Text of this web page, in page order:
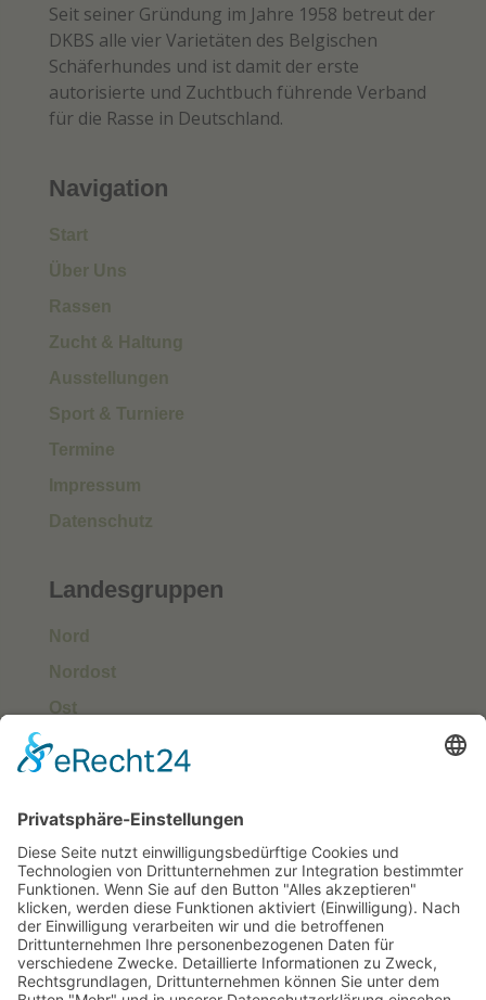
Seit seiner Gründung im Jahre 1958 betreut der
DKBS alle vier Varietäten des Belgischen
Schäferhundes und ist damit der erste
autorisierte und Zuchtbuch führende Verband
für die Rasse in Deutschland.
Navigation
Start
Über Uns
Rassen
Zucht & Haltung
Ausstellungen
Sport & Turniere
Termine
Impressum
Datenschutz
Landesgruppen
Nord
Nordost
Ost
Süd
West